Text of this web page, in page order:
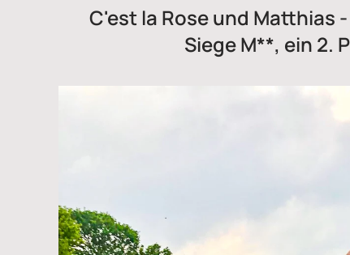
C'est la Rose und Matthias
Siege M**, ein 2.